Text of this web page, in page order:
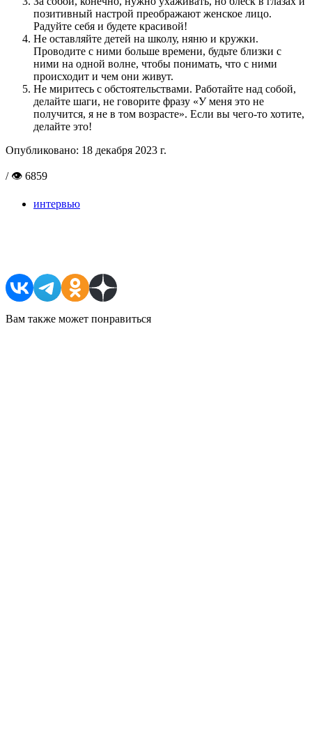
позитивный настрой преображают женское лицо.
Радуйте себя и будете красивой!
Не оставляйте детей на школу, няню и кружки.
Проводите с ними больше времени, будьте близки с
ними на одной волне, чтобы понимать, что с ними
происходит и чем они живут.
Не миритесь с обстоятельствами. Работайте над собой,
делайте шаги, не говорите фразу «У меня это не
получится, я не в том возрасте». Если вы чего-то хотите,
делайте это!
Опубликовано: 18 декабря 2023 г.
/ 👁 6859
интервью
Вам также может понравиться